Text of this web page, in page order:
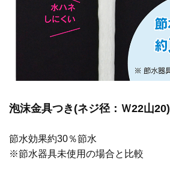
泡沫金具つき(ネジ径：Ｗ22山20)
節水効果約30％節水
※節水器具未使用の場合と比較